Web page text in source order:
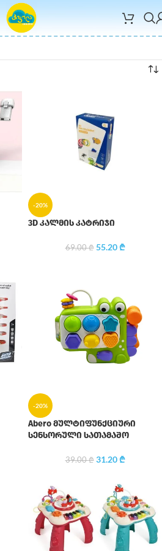
-20%
3D კალმის კატრიჯი
69.00₾ 55.20₾
-20%
Abero მულტიფუნქციური
სენსორული სათამაშო
39.00₾ 31.20₾